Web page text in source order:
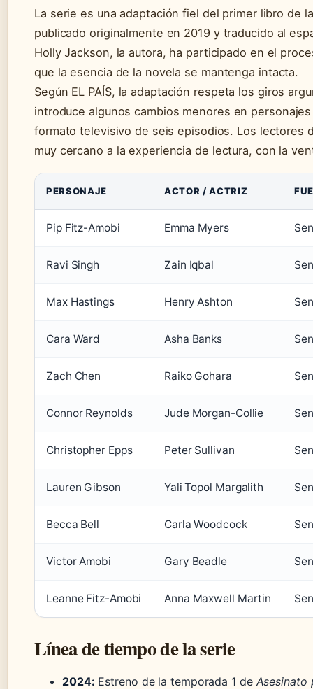
La serie es una adaptación fiel del primer libro de
publicado originalmente en 2019 y traducido al
Holly Jackson, la autora, ha participado en el
que la esencia de la novela se mantenga intacta.
Según EL PAÍS, la adaptación respeta los giros
introduce algunos cambios menores en
formato televisivo de seis episodios. Los lectores
muy cercano a la experiencia de lectura, con la
PERSONAJE ACTOR / ACTRIZ
Pip Fitz-Amobi Emma Myers
Ravi Singh Zain Iqbal
Max Hastings Henry Ashton
Cara Ward Asha Banks
Zach Chen Raiko Gohara
Connor Reynolds Jude Morgan-Collie
Christopher Epps Peter Sullivan
Lauren Gibson Yali Topol Margalith
Becca Bell Carla Woodcock
Victor Amobi Gary Beadle
Leanne Fitz-Amobi Anna Maxwell Martin
Línea de tiempo de la serie
2024: Estreno de la temporada 1 de Asesinato